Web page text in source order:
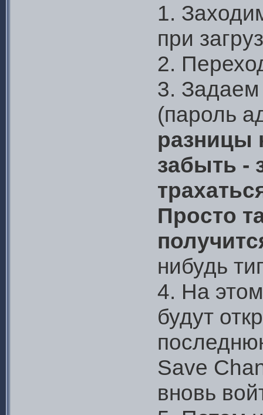
1.
при
2.
3.
(пароль
разницы
забыть -
Просто
нибудь
4. На
будут
Save
вновь